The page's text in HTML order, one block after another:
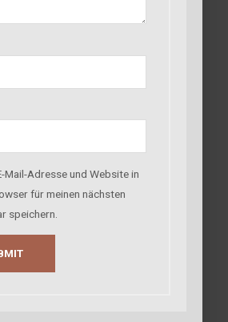
Mail-Adresse und Website in
für meinen nächsten
speichern.